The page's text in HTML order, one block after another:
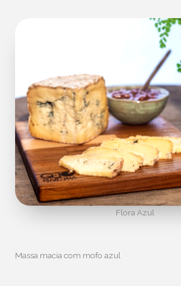
Flora Azul
Massa macia com mofo azul